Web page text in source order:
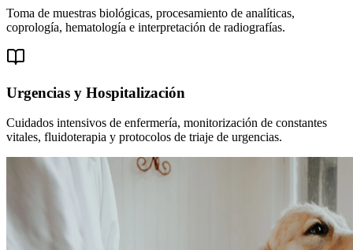
Toma de muestras biológicas, procesamiento de analíticas,
coprología, hematología e interpretación de radiografías.
Urgencias y Hospitalización
Cuidados intensivos de enfermería, monitorización de constantes
vitales, fluidoterapia y protocolos de triaje de urgencias.